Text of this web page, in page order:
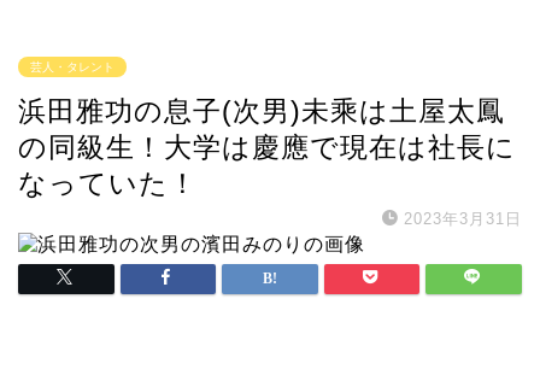
芸人・タレント
浜田雅功の息子(次男)未乘は土屋太鳳
の同級生！大学は慶應で現在は社長に
なっていた！
2023年3月31日